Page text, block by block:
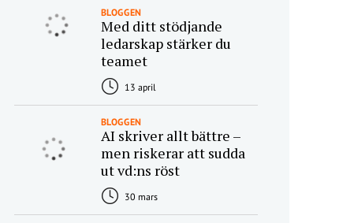
BLOGGEN
Med ditt stödjande
ledarskap stärker du
teamet
13 april
BLOGGEN
AI skriver allt bättre –
men riskerar att sudda
ut vd:ns röst
30 mars